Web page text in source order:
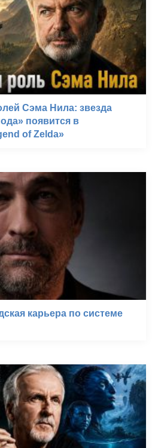
Сэма Нила: звезда
появится в
of Zelda»
карьера по системе